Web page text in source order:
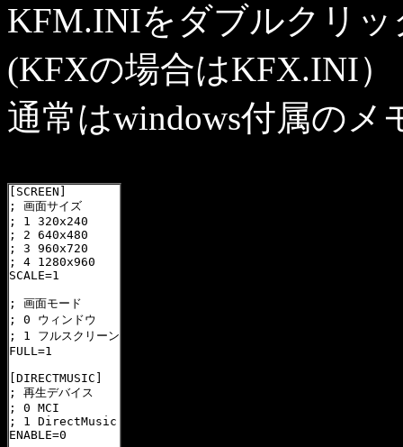
KFM.INIをダブルクリ
(KFXの場合はKFX.INI）
通常はwindows付属の
[SCREEN]
; 画面サイズ
; 1 320x240
; 2 640x480
; 3 960x720
; 4 1280x960
SCALE=1
; 画面モード
; 0 ウィンドウ
; 1 フルスクリーン
FULL=1
[DIRECTMUSIC]
; 再生デバイス
; 0 MCI
; 1 DirectMusic
ENABLE=0